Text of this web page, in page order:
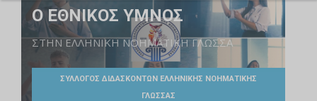
Ο ΕΘΝΙΚΟΣ ΥΜΝΟΣ
ΣΤΗΝ ΕΛΛΗΝΙΚΗ ΝΟΗΜΑΤΙΚΗ ΓΛΩΣΣΑ
ΣΥΛΛΟΓΟΣ ΔΙΔΑΣΚΟΝΤΩΝ ΕΛΛΗΝΙΚΗΣ ΝΟΗΜΑΤΙΚΗΣ
ΓΛΩΣΣΑΣ